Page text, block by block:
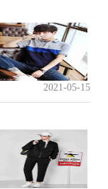
2021-05-15